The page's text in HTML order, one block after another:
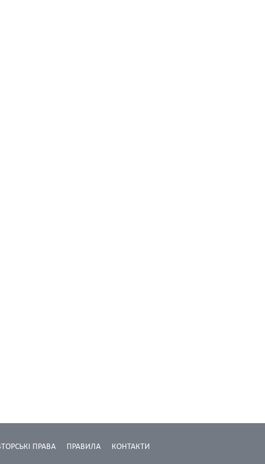
КОНТАКТИ
ПРАВИЛА
ПРАВА